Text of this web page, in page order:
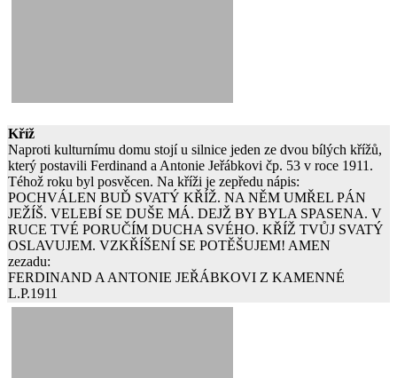
Kříž
Naproti kulturnímu domu stojí u silnice jeden ze dvou bílých křížů,
který postavili Ferdinand a Antonie Jeřábkovi čp. 53 v roce 1911.
Téhož roku byl posvěcen. Na kříži je zepředu nápis:
POCHVÁLEN BUĎ SVATÝ KŘÍŽ. NA NĚM UMŘEL PÁN
JEŽÍŠ. VELEBÍ SE DUŠE MÁ. DEJŽ BY BYLA SPASENA. V
RUCE TVÉ PORUČÍM DUCHA SVÉHO. KŘÍŽ TVŮJ SVATÝ
OSLAVUJEM. VZKŘÍŠENÍ SE POTĚŠUJEM! AMEN
zezadu:
FERDINAND A ANTONIE JEŘÁBKOVI Z KAMENNÉ
L.P.1911